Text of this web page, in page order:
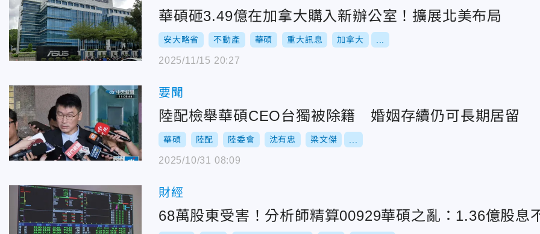
華碩砸3.49億在加拿大購入新辦公室！擴展北美布局
安大略省 不動產 華碩 重大訊息 加拿大
2025/11/15 20:27
要聞
陸配檢舉華碩CEO台獨被除籍 婚姻存續仍可長期居留
華碩 陸配 陸委會 沈有忠 梁文傑
2025/10/31 08:09
財經
68萬股東受害！分析師精算00929華碩之亂：1.36億股息